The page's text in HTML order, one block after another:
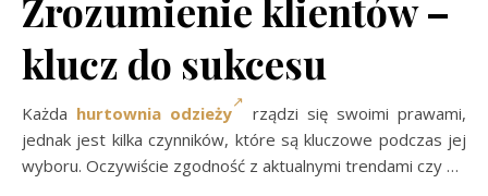
Zrozumienie klientów –
klucz do sukcesu
Każda hurtownia odzieży
rządzi się swoimi prawami,
jednak jest kilka czynników, które są kluczowe podczas jej
wyboru. Oczywiście zgodność z aktualnymi trendami czy …